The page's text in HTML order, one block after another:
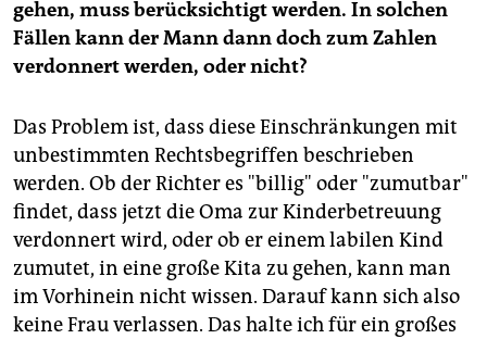
gehen, muss berücksichtigt werden. In solchen
Fällen kann der Mann dann doch zum Zahlen
verdonnert werden, oder nicht?
Das Problem ist, dass diese Einschränkungen mit
unbestimmten Rechtsbegriffen beschrieben
werden. Ob der Richter es "billig" oder "zumutbar"
findet, dass jetzt die Oma zur Kinderbetreuung
verdonnert wird, oder ob er einem labilen Kind
zumutet, in eine große Kita zu gehen, kann man
im Vorhinein nicht wissen. Darauf kann sich also
keine Frau verlassen. Das halte ich für ein großes